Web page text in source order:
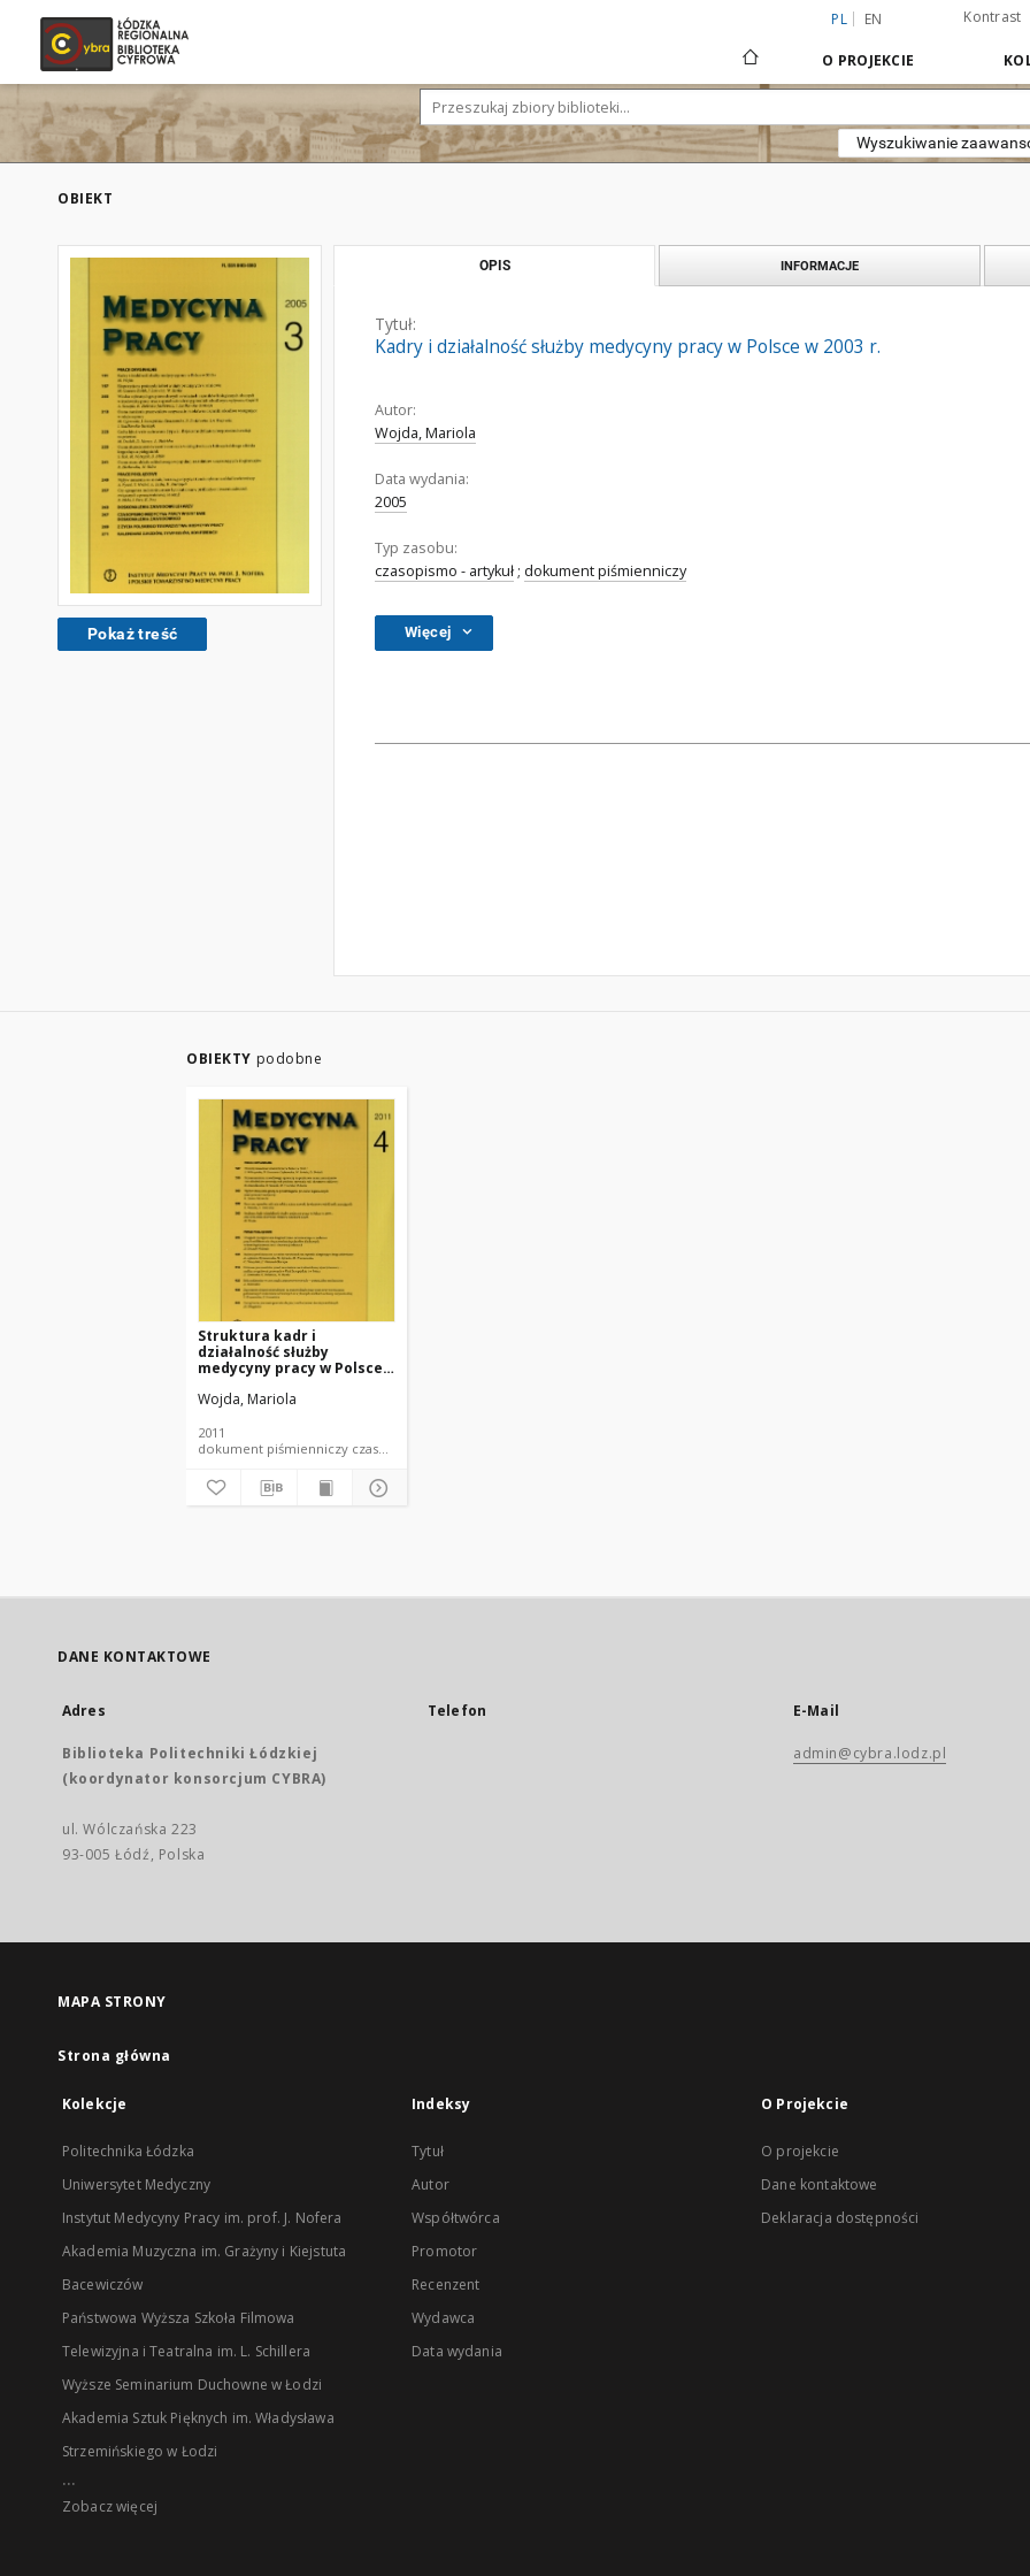
PL EN Kontrast
O PROJEKCIE
Wyszukiwanie
OBIEKT
Pokaż treść
OPIS INFORMACJE
Tytuł:
Kadry i działalność służby medycyny pracy w Polsce w 2003 r.
Autor:
Wojda, Mariola
Data wydania:
2005
Typ zasobu:
czasopismo - artykuł ; dokument piśmienniczy
Więcej
OBIEKTY podobne
Struktura kadr i
działalność służby
medycyny pracy w Polsce
kierunki zmian w
Wojda, Mariola
2011
dokument piśmienniczy czasopismo - artykuł
DANE KONTAKTOWE
Adres
Biblioteka Politechniki Łódzkiej
(koordynator konsorcjum CYBRA)
ul. Wólczańska 223
93-005 Łódź, Polska
Telefon E-Mail
admin@cybra.lodz.pl
MAPA STRONY
Strona główna
Kolekcje
Politechnika Łódzka
Uniwersytet Medyczny
Instytut Medycyny Pracy im. prof. J. Nofera
Akademia Muzyczna im. Grażyny i Kiejstuta
Bacewiczów
Państwowa Wyższa Szkoła Filmowa
Telewizyjna i Teatralna im. L. Schillera
Wyższe Seminarium Duchowne w Łodzi
Akademia Sztuk Pięknych im. Władysława
Strzemińskiego w Łodzi
...
Zobacz więcej
Indeksy
Tytuł
Autor
Współtwórca
Promotor
Recenzent
Wydawca
Data wydania
O Projekcie
O projekcie
Dane kontaktowe
Deklaracja dostępności